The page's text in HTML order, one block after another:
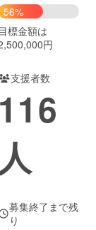
Creation
ュニティ
56%
目標金額は
円
支援者数
116
人
募集終了まで残
り